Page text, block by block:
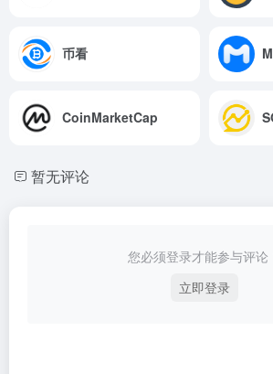
币看
CoinMarketCap
暂无评论
您必须登录才能参与评论
立即登录